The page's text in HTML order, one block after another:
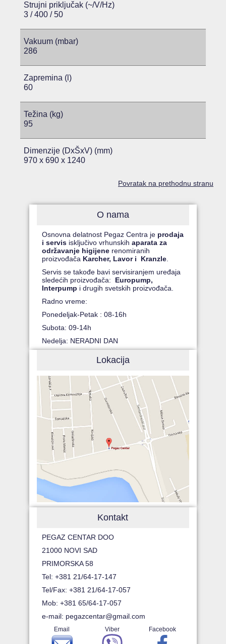
Strujni priključak (~/V/Hz)
3 / 400 / 50
Vakuum (mbar)
286
Zapremina (l)
60
Težina (kg)
95
Dimenzije (DxŠxV) (mm)
970 x 690 x 1240
Povratak na prethodnu stranu
O nama
Osnovna delatnost Pegaz Centra je prodaja
i servis isključivo vrhunskihaparata za
održavanje higijene renomiranih
proizvođača Karcher, Lavor i Kranzle.
Servis se takođe bavi servisiranjem uređaja
sledećih proizvođača: Europump,
Interpump i drugih svetskih proizvođača.
Radno vreme:
Ponedeljak-Petak : 08-16h
Subota: 09-14h
Nedelja: NERADNI DAN
Lokacija
Kontakt
PEGAZ CENTAR DOO
21000 NOVI SAD
PRIMORSKA 58
Tel: +381 21/64-17-147
Tel/Fax: +381 21/64-17-057
Mob: +381 65/64-17-057
e-mail: pegazcentar@gmail.com
Email Viber Facebook